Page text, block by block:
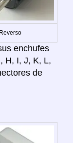
Reverso
enchufes
H, I, J, K, L,
de